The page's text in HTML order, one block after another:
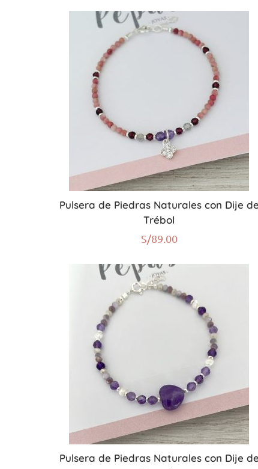
Pulsera de Piedras Naturales con Dije de
Trébol
S/89.00
Pulsera de Piedras Naturales con Dije de